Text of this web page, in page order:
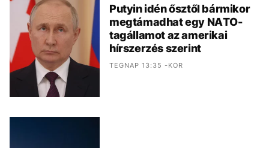
Putyin idén ősztől bármikor
megtámadhat egy NATO-
tagállamot az amerikai
hírszerzés szerint
TEGNAP 13:35 -KOR